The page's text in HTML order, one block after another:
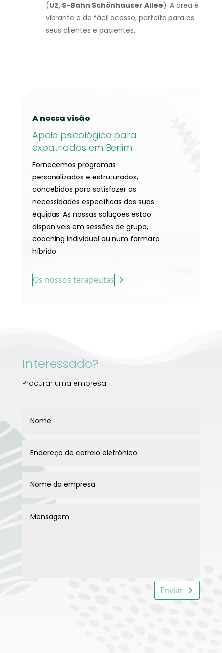
(U2, S-Bahn Schönhauser Allee). A área é
vibrante e de fácil acesso, perfeita para os
seus clientes e pacientes.
A nossa visão
Apoio psicológico para
expatriados em Berlim
Fornecemos programas
personalizados e estruturados,
concebidos para satisfazer as
necessidades específicas das suas
equipas. As nossas soluções estão
disponíveis em sessões de grupo,
coaching individual ou num formato
híbrido
Os nossos terapeutas
Interessado?
Procurar uma empresa
Enviar